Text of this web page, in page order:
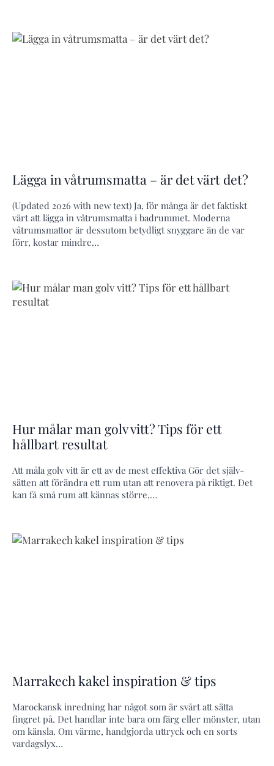
Lägga in våtrumsmatta – är det värt det?
(Updated 2026 with new text) Ja, för många är det faktiskt
värt att lägga in våtrumsmatta i badrummet. Moderna
våtrumsmattor är dessutom betydligt snyggare än de var
förr, kostar mindre…
Hur målar man golv vitt? Tips för ett
hållbart resultat
Att måla golv vitt är ett av de mest effektiva Gör det själv-
sätten att förändra ett rum utan att renovera på riktigt. Det
kan få små rum att kännas större,…
Marrakech kakel inspiration & tips
Marockansk inredning har något som är svårt att sätta
fingret på. Det handlar inte bara om färg eller mönster, utan
om känsla. Om värme, handgjorda uttryck och en sorts
vardagslyx…